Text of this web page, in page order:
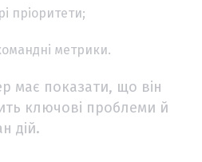
пріоритети;
метрики.
має показати, що він
ключові проблеми й
дій.